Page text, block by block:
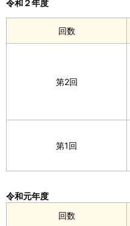
令和２年度
回数
第2回
第1回
回数
令和元年度